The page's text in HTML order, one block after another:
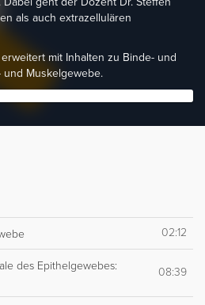
als auch extrazellulären
mit Inhalten zu Binde- und
Muskelgewebe.
02:12
des Epithelgewebes:
08:39